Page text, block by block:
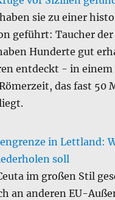
sie zu einer
geführt: Taucher
Hunderte gut
entdeckt - in einem
das fast 50
in Lettland:
soll
im großen Stil
an anderen EU-